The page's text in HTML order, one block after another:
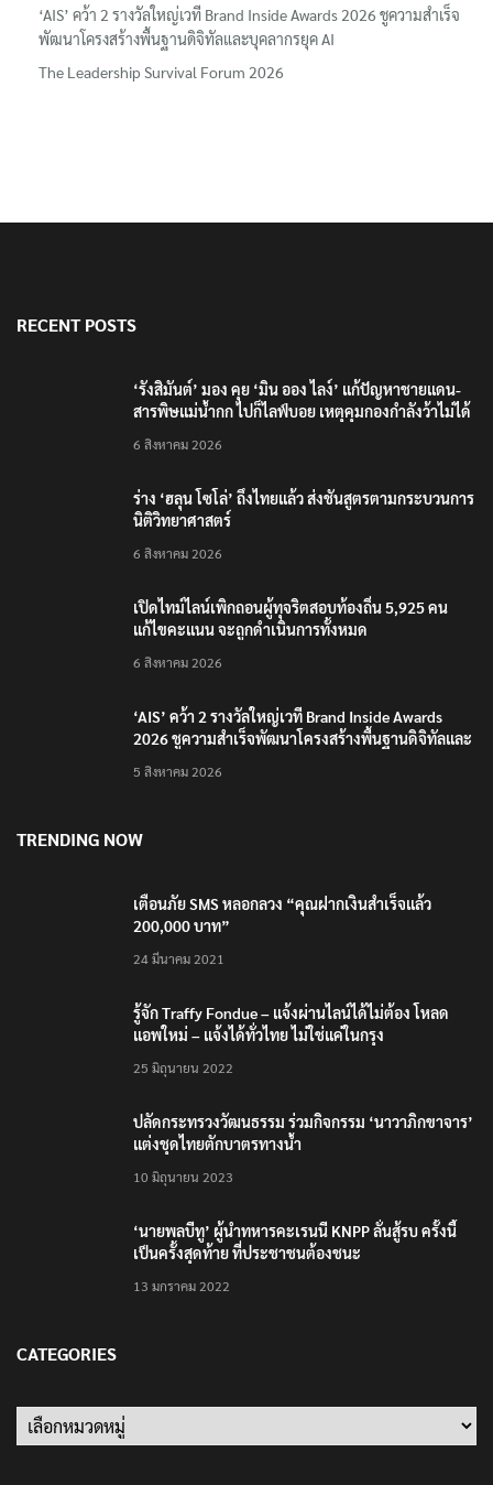
‘AIS’ คว้า 2 รางวัลใหญ่เวที Brand Inside Awards 2026 ชูความสำเร็จ
พัฒนาโครงสร้างพื้นฐานดิจิทัลและบุคลากรยุค AI
The Leadership Survival Forum 2026
RECENT POSTS
‘รังสิมันต์’ มอง คุย ‘มิน ออง ไลง์’ แก้ปัญหาชายแดน-
สารพิษแม่น้ำกก ไปก็ไลฟ์บอย เหตุคุมกองกำลังว้าไม่ได้
6 สิงหาคม 2026
ร่าง ‘ฮลุน โซโล่’ ถึงไทยแล้ว ส่งชันสูตรตามกระบวนการ
นิติวิทยาศาสตร์
6 สิงหาคม 2026
เปิดไทม์ไลน์เพิกถอนผู้ทุจริตสอบท้องถิ่น 5,925 คน
แก้ไขคะแนน จะถูกดำเนินการทั้งหมด
6 สิงหาคม 2026
‘AIS’ คว้า 2 รางวัลใหญ่เวที Brand Inside Awards
2026 ชูความสำเร็จพัฒนาโครงสร้างพื้นฐานดิจิทัลและ
5 สิงหาคม 2026
TRENDING NOW
เตือนภัย SMS หลอกลวง “คุณฝากเงินสำเร็จแล้ว
200,000 บาท”
24 มีนาคม 2021
รู้จัก Traffy Fondue – แจ้งผ่านไลน์ได้ไม่ต้อง โหลด
แอพใหม่ – แจ้งได้ทั่วไทย ไม่ใช่แค่ในกรุง
25 มิถุนายน 2022
ปลัดกระทรวงวัฒนธรรม ร่วมกิจกรรม ‘นาวาภิกขาจาร’
แต่งชุดไทยตักบาตรทางน้ำ
10 มิถุนายน 2023
‘นายพลบีทู’ ผู้นำทหารคะเรนนี KNPP ลั่นสู้รบ ครั้งนี้
เป็นครั้งสุดท้าย ที่ประชาชนต้องชนะ
13 มกราคม 2022
CATEGORIES
Categories